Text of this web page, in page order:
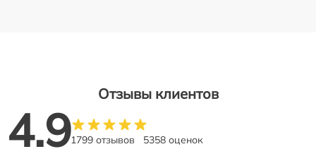
Отзывы клиентов
4.91799 отзывов 5358 оценок